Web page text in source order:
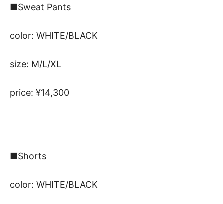
■Sweat Pants
color: WHITE/BLACK
size: M/L/XL
price: ¥14,300
■Shorts
color: WHITE/BLACK